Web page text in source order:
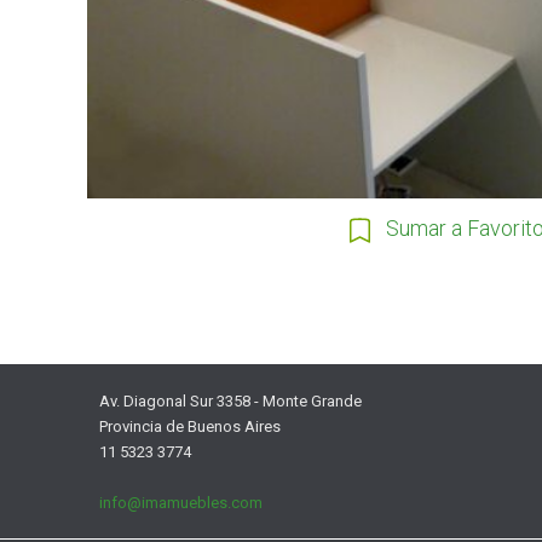
Sumar a
Av. Diagonal Sur 3358 - Monte Grande
Provincia de Buenos Aires
11 5323 3774
info@imamuebles.com